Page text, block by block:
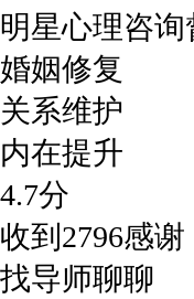
明星心理咨询
婚姻修复
关系维护
内在提升
4.7分
收到 2796感谢
找导师聊聊微信用
江苏-南